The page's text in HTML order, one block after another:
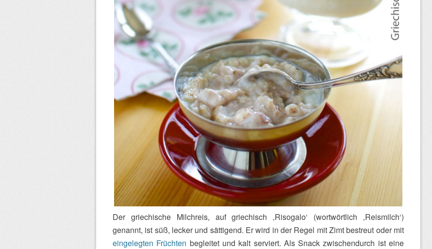
Der griechische Milchreis, auf griechisch ‚Risogalo‘ (wortwörtlich ‚Reismilch‘)
genannt, ist süß, lecker und sättigend. Er wird in der Regel mit Zimt bestreut oder mit
eingelegten Früchten begleitet und kalt serviert. Als Snack zwischendurch ist eine